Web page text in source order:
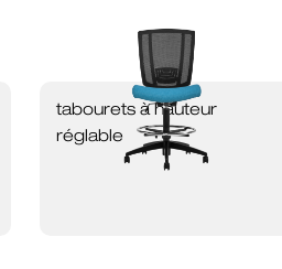
tabourets à hauteur
réglable